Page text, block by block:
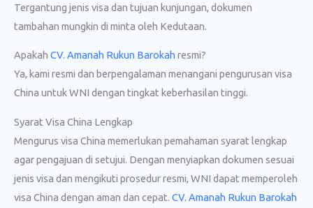
Tergantung jenis visa dan tujuan kunjungan, dokumen
tambahan mungkin di minta oleh Kedutaan.
Apakah CV. Amanah Rukun Barokah resmi?
Ya, kami resmi dan berpengalaman menangani pengurusan visa
China untuk WNI dengan tingkat keberhasilan tinggi.
Syarat Visa China Lengkap
Mengurus visa China memerlukan pemahaman syarat lengkap
agar pengajuan di setujui. Dengan menyiapkan dokumen sesuai
jenis visa dan mengikuti prosedur resmi, WNI dapat memperoleh
visa China dengan aman dan cepat. CV. Amanah Rukun Barokah